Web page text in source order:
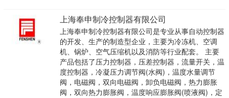
上海奉申制冷控制器有限公司
上海奉申制冷控制器有限公司是专业从事自动控制器
的开发、生产的制造型企业，主要为冷冻机、空调
机、锅炉、空气压缩机以及消防等行业配套。 主要
产品包括了压力控制器，压差控制器，流量开关，温
度控制器，冷凝压力调节阀(水阀)，温度水量调节
阀，电磁阀，双向电磁阀，卸负电磁阀，热力膨胀
阀，双向热力膨胀阀，温度响应膨胀阀(喷液阀)，定